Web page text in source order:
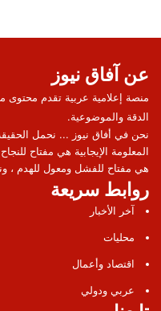
عن آفاق نيوز
منصة إعلامية عربية تقدم محتوى
الدقة والموضوعية.
نحن في أفاق نيوز ... نحمل
المعلومة الإيجابية هي مفتاح
هي مفتاح للفشل ومعول للهدم ،
روابط سريعة
آخر الأخبار
محليات
اقتصاد وأعمال
عربي ودولي